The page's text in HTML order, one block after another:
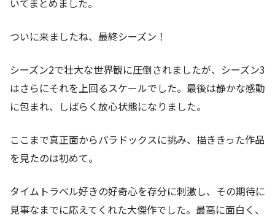
ついに来ましたね、最終シーズン！
シーズン2で壮大な世界観に圧倒されましたが、シーズン3
はさらにそれを上回るスケールでした。最後は静かな感動
に包まれ、しばらく放心状態になりました。
ここまで真正面からパラドックスに挑み、描ききった作品
を見たのは初めて。
タイムトラベル好きの好奇心を存分に刺激し、その期待に
見事なまでに応えてくれた大傑作でした。最高に面白く、